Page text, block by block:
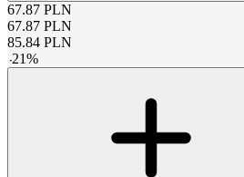
67.87 PLN
67.87 PLN
85.84 PLN
-21%